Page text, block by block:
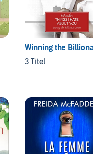
Winning the
3 Titel